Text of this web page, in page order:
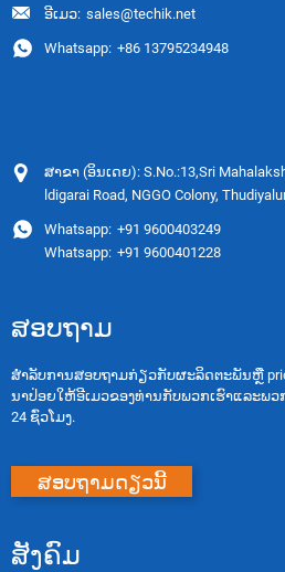
ອີເມວ: sales@techik.net
Whatsapp: +86 13795234948
ສາຂາ (ອິນເດຍ): S.No.:13,Sri
ldigarai Road, NGGO Colony,
Whatsapp: +91 9600403249
Whatsapp: +91 9600401228
ສອບຖາມ
ສໍາ​ລັບ​ການ​ສອບ​ຖາມ​ກ່ຽວ​ກັບ​ຜະ​ລິດ​ຕະ​ພັນ​ຫຼື
ນາ​ປ່ອຍ​ໃຫ້​ອີ​ເມວ​ຂອງ​ທ່ານ​ກັບ​ພວກ​ເຮົາ​ແລະ​ພ
24 ຊົ່ວ​ໂມງ​.
ສອບຖາມດຽວນີ້
ສັງຄົມ